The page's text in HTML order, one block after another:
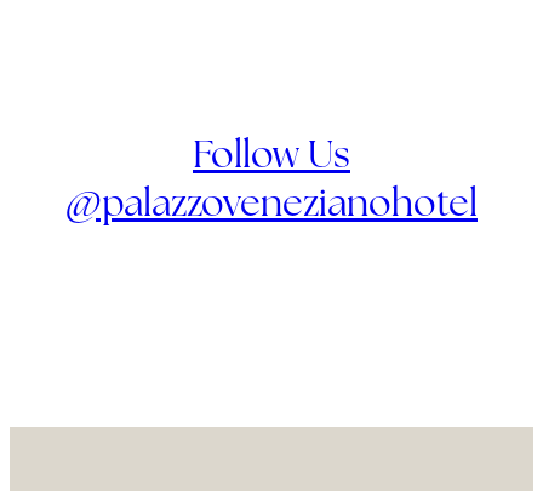
Follow Us
@palazzovenezianohotel